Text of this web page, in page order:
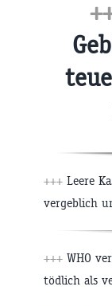
+++ Leere
vergeblich
+++ WHO
tödlich als